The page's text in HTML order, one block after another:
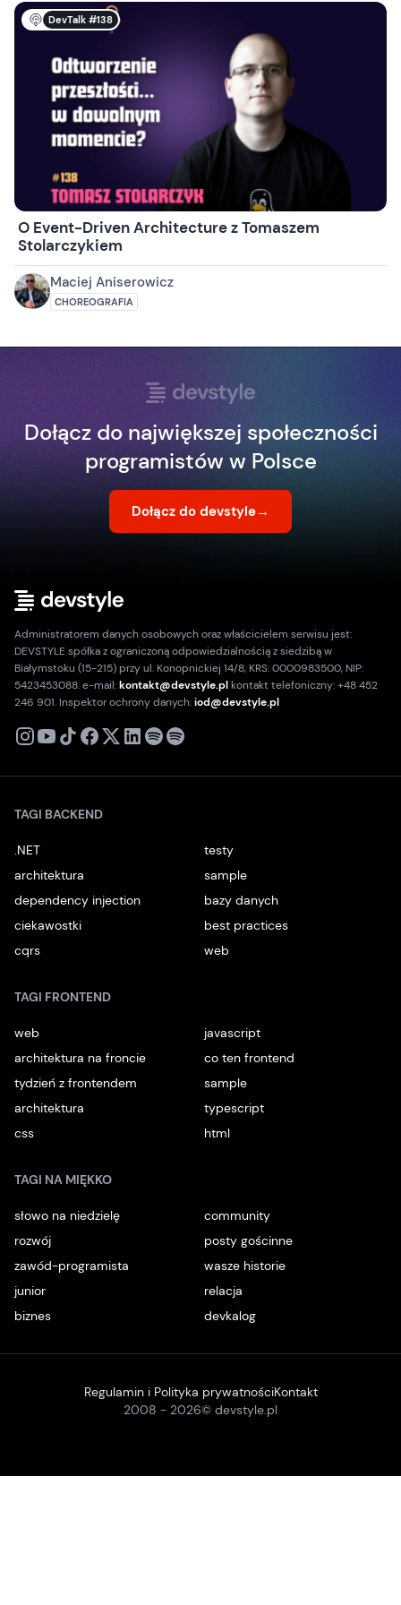
DevTalk #138
O Event-Driven Architecture z Tomaszem
Stolarczykiem
Maciej Aniserowicz
CHOREOGRAFIA
Dołącz do największej społeczności
programistów w Polsce
Dołącz do devstyle→
Administratorem danych osobowych oraz właścicielem serwisu jest:
DEVSTYLE spółka z ograniczoną odpowiedzialnością z siedzibą w
Białymstoku (15-215) przy ul. Konopnickiej 14/8, KRS: 0000983500, NIP:
5423453088. e-mail:kontakt@devstyle.plkontakt telefoniczny: +48 452
246 901. Inspektor ochrony danych:iod@devstyle.pl
X
TAGI BACKEND
.NET
testy
architektura
sample
dependency injection
bazy danych
ciekawostki
best practices
cqrs
web
TAGI FRONTEND
web
javascript
architektura na froncie
co ten frontend
tydzień z frontendem
sample
architektura
typescript
css
html
TAGI NA MIĘKKO
słowo na niedzielę
community
rozwój
posty gościnne
zawód-programista
wasze historie
junior
relacja
biznes
devkalog
2008 - 2026© devstyle.pl
Regulamin i Polityka prywatnościKontakt